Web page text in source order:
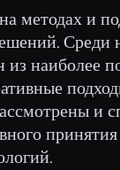
методах и
Среди
наиболее
и